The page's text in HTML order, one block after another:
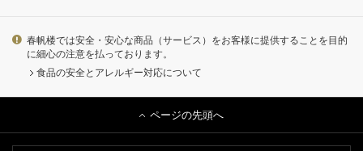
春帆楼では安全・安心な商品（サービス）をお客様に提供することを目的
に細心の注意を払っております。
食品の安全とアレルギー対応について
ページの先頭へ